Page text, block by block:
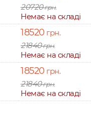
20720грн.
Немає на складі
18520 грн.
21840грн.
Немає на складі
18520 грн.
21840грн.
Немає на складі